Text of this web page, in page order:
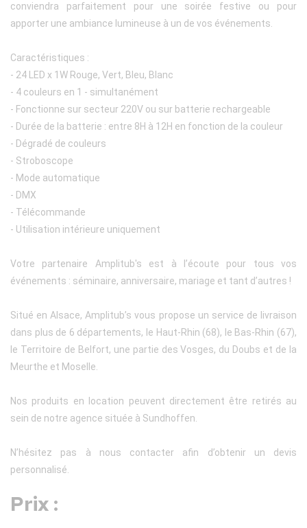
conviendra parfaitement pour une soirée festive ou pour
apporter une ambiance lumineuse à un de vos événements.
Caractéristiques :
- 24 LED x 1W Rouge, Vert, Bleu, Blanc
- 4 couleurs en 1 - simultanément
- Fonctionne sur secteur 220V ou sur batterie rechargeable
- Durée de la batterie : entre 8H à 12H en fonction de la couleur
- Dégradé de couleurs
- Stroboscope
- Mode automatique
- DMX
- Télécommande
- Utilisation intérieure uniquement
Votre partenaire Amplitub's est à l’écoute pour tous vos
événements : séminaire, anniversaire, mariage et tant d’autres !
Situé en Alsace, Amplitub’s vous propose un service de livraison
dans plus de 6 départements, le Haut-Rhin (68), le Bas-Rhin (67),
le Territoire de Belfort, une partie des Vosges, du Doubs et de la
Meurthe et Moselle.
Nos produits en location peuvent directement être retirés au
sein de notre agence située à Sundhoffen.
N’hésitez pas à nous contacter afin d’obtenir un devis
personnalisé.
Prix :